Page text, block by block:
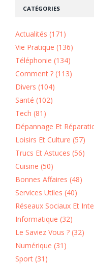
CATÉGORIES
Actualités (171)
Vie Pratique (136)
Téléphonie (134)
Comment ? (113)
Divers (104)
Santé (102)
Tech (81)
Dépannage Et
Loisirs Et Culture (57)
Trucs Et Astuces (56)
Cuisine (50)
Bonnes Affaires (48)
Services Utiles (40)
Réseaux Sociaux Et
Informatique (32)
Le Saviez Vous ? (32)
Numérique (31)
Sport (31)